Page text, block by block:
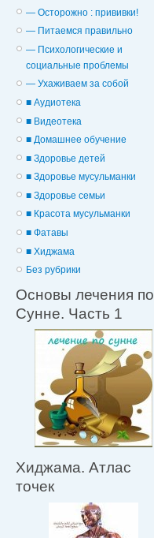
— Осторожно : прививки!
— Питаемся правильно
— Психологические и
cоциальные проблемы
— Ухаживаем за собой
■ Аудиотека
■ Видеотека
■ Домашнее обучение
■ Здоровье детей
■ Здоровье мусульманки
■ Здоровье семьи
■ Красота мусульманки
■ Фатавы
■ Хиджама
Без рубрики
Основы лечения по
Сунне. Часть 1
Хиджама. Атлас
точек